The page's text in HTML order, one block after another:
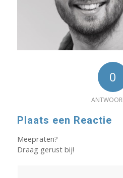
0
Plaats een Reactie
Meepraten?
Draag gerust bij!